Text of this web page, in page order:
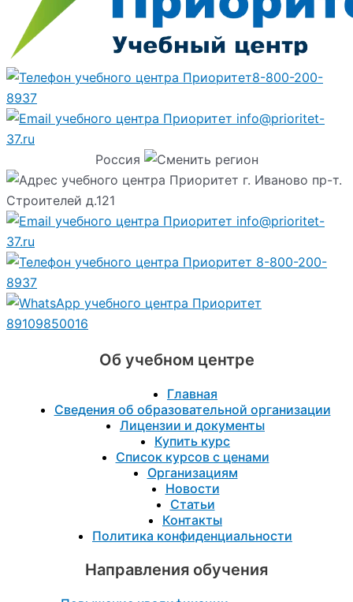
8-800-200-
8937
info@prioritet-
37.ru
Россия
г. Иваново пр-т.
Строителей д.121
info@prioritet-
37.ru
8-800-200-
8937
89109850016
Об учебном центре
Главная
Сведения об образовательной организации
Лицензии и документы
Купить курс
Список курсов с ценами
Организациям
Новости
Статьи
Контакты
Политика конфиденциальности
Направления обучения